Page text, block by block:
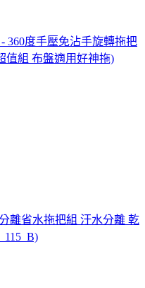
360度手壓免沾手旋轉拖把
值組 布盤適用好神拖)
離省水拖把組 汙水分離 乾